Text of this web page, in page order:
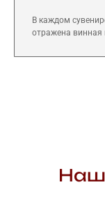
В каждом
отражена винная